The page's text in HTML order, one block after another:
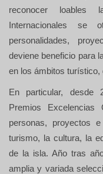
reconocer loables
Internacionales se
personalidades,
deviene beneficio para
en los ámbitos
En particular, desde
Premios Excelencias
personas, proyectos
turismo, la cultura, la
de la isla. Año tras
amplia y variada